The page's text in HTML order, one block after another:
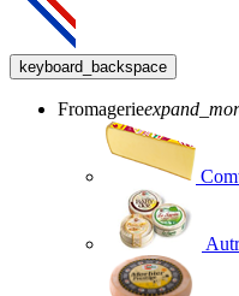
keyboard_backspace
Fromagerie